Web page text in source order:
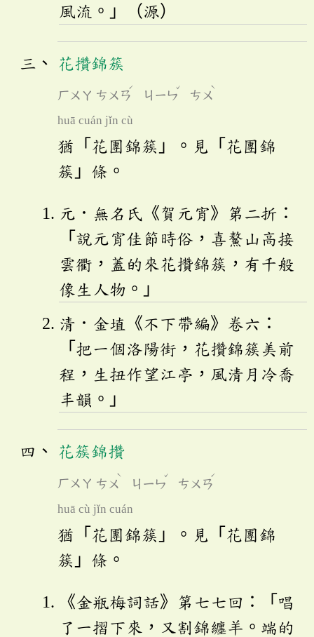
風流。」（源）
花攢錦簇
ㄏㄨㄚ ㄘㄨㄢ
ˊ
ㄐㄧㄣ
ˇ
ㄘㄨ
ˋ
huā cuán jǐn cù
猶「花團錦簇」。見「花團錦
簇」條。
元．無名氏《賀元宵》第二折：
「說元宵佳節時俗，喜鰲山高接
雲衢，蓋的來花攢錦簇，有千般
像生人物。」
清．金埴《不下帶編》卷六：
「把一個洛陽街，花攢錦簇美前
程，生扭作望江亭，風清月冷喬
丰韻。」
花簇錦攢
ㄏㄨㄚ ㄘㄨ
ˋ
ㄐㄧㄣ
ˇ
ㄘㄨㄢ
ˊ
huā cù jǐn cuán
猶「花團錦簇」。見「花團錦
簇」條。
《金瓶梅詞話》第七七回：「唱
了一摺下來，又割錦纏羊。端的